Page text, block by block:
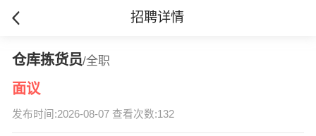
招聘详情
仓库拣货员/全职
面议
发布时间:2026-08-07 查看次数:132